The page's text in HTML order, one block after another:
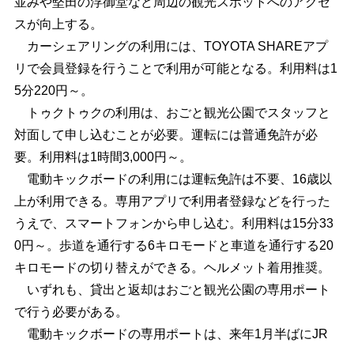
スが向上する。
カーシェアリングの利用には、TOYOTA SHAREアプ
リで会員登録を行うことで利用が可能となる。利用料は1
5分220円～。
トゥクトゥクの利用は、おごと観光公園でスタッフと
対面して申し込むことが必要。運転には普通免許が必
要。利用料は1時間3,000円～。
電動キックボードの利用には運転免許は不要、16歳以
上が利用できる。専用アプリで利用者登録などを行った
うえで、スマートフォンから申し込む。利用料は15分33
0円～。歩道を通行する6キロモードと車道を通行する20
キロモードの切り替えができる。ヘルメット着用推奨。
いずれも、貸出と返却はおごと観光公園の専用ポート
で行う必要がある。
電動キックボードの専用ポートは、来年1月半ばにJR